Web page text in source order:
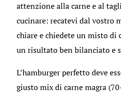
attenzione alla carne e al
cucinare: recatevi dal vostro
chiare e chiedete un misto di
un risultato ben bilanciato e
L’hamburger perfetto deve
giusto mix di carne magra